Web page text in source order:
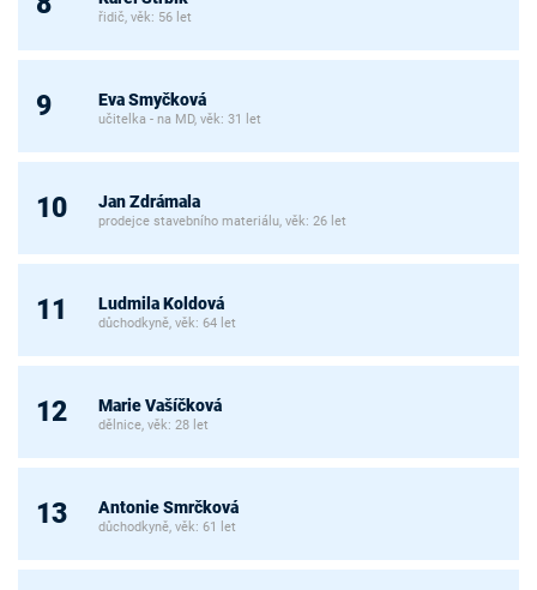
řidič, věk: 56 let
9 Eva Smyčková
učitelka - na MD, věk: 31 let
10 Jan Zdrámala
prodejce stavebního materiálu, věk: 26 let
11 Ludmila Koldová
důchodkyně, věk: 64 let
12 Marie Vašíčková
dělnice, věk: 28 let
13 Antonie Smrčková
důchodkyně, věk: 61 let